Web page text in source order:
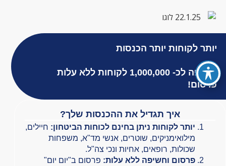
יותר לקוחות יותר הכנסות
חשיפה לכ- 1,000,000 לקוחות
ללא עלות
פרסום!
איך תגדיל את ההכנסות שלך?
יותר לקוחות ניתן בחינם לכוחות הביטחון: חיילים,
מילואימניקים, שוטרים, אנשי מד"א, משפחות
שכולות, רופאים, אחיות ונכי צה"ל.
פרסום וחשיפה ללא עלות: פרסום ב"יום יום"